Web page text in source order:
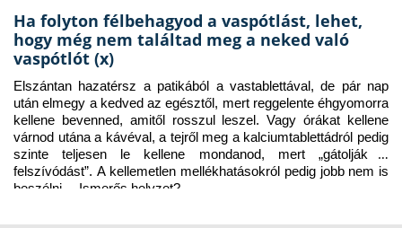
Ha folyton félbehagyod a vaspótlást, lehet,
hogy még nem találtad meg a neked való
vaspótlót (x)
Elszántan hazatérsz a patikából a vastablettával, de pár nap
után elmegy a kedved az egésztől, mert reggelente éhgyomorra
kellene bevenned, amitől rosszul leszel. Vagy órákat kellene
várnod utána a kávéval, a tejről meg a kalciumtablettádról pedig
szinte teljesen le kellene mondanod, mert „gátolják a
felszívódást”. A kellemetlen mellékhatásokról pedig jobb nem is
beszélni… Ismerős helyzet?